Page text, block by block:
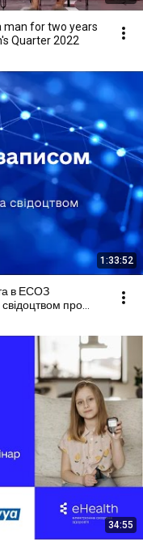
man for two years
Quarter 2022
1:33:52
в ЕСОЗ
свідоцтвом про
34:55